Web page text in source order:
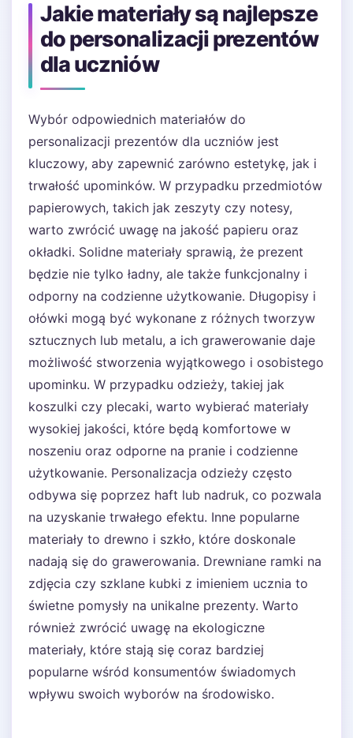
Jakie materiały są najlepsze
do personalizacji prezentów
dla uczniów
Wybór odpowiednich materiałów do
personalizacji prezentów dla uczniów jest
kluczowy, aby zapewnić zarówno estetykę, jak i
trwałość upominków. W przypadku przedmiotów
papierowych, takich jak zeszyty czy notesy,
warto zwrócić uwagę na jakość papieru oraz
okładki. Solidne materiały sprawią, że prezent
będzie nie tylko ładny, ale także funkcjonalny i
odporny na codzienne użytkowanie. Długopisy i
ołówki mogą być wykonane z różnych tworzyw
sztucznych lub metalu, a ich grawerowanie daje
możliwość stworzenia wyjątkowego i osobistego
upominku. W przypadku odzieży, takiej jak
koszulki czy plecaki, warto wybierać materiały
wysokiej jakości, które będą komfortowe w
noszeniu oraz odporne na pranie i codzienne
użytkowanie. Personalizacja odzieży często
odbywa się poprzez haft lub nadruk, co pozwala
na uzyskanie trwałego efektu. Inne popularne
materiały to drewno i szkło, które doskonale
nadają się do grawerowania. Drewniane ramki na
zdjęcia czy szklane kubki z imieniem ucznia to
świetne pomysły na unikalne prezenty. Warto
również zwrócić uwagę na ekologiczne
materiały, które stają się coraz bardziej
popularne wśród konsumentów świadomych
wpływu swoich wyborów na środowisko.